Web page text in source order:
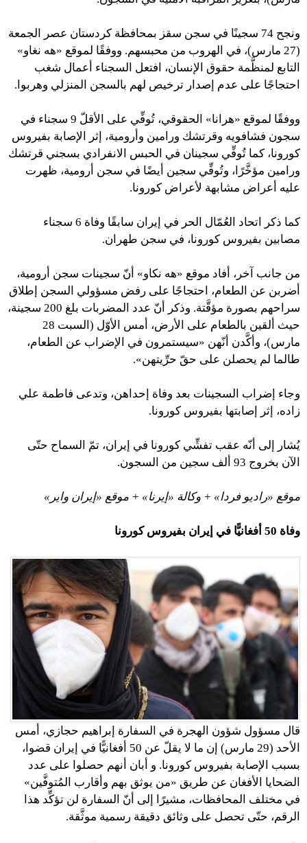
ونجح 74 سجينًا في سجن سقز بمحافظة كردستان عصر الجمعة
(27 مارس)، في الهروب من محبسهم. ووفقًا لموقع «هه نغاو»
التابع لمنظَّمة حقوق الإنسان، افتعل السجناء أعمال شغب
احتجاجًا على عدم إصدار ترخيص لهم بالسجن المنزلي وهربوا.
ووفقًا لموقع «هرانا» الحقوقي، تُوفِّي على الأقلّ 9 سجناء في
سجون فشافويه وقرتشك ورامين وأرومية، إثر الإصابة بفيروس
كورونا، كما تُوفِّي سجينان في الحبس الانفرادي بسجني قرتشك
ورامين مؤخَّرًا، وتُوفِّي سجين أيضًا في سجن أرومية، ظهرت
عليه أعراض مشابهة لأعراض كورونا.
كما ذكر اتحاد العُمّال الحر في إيران سابقًا وفاة 6 سجناء
مصابين بفيروس كورونا، في سجن طهران.
من جانب آخر، أفاد موقع «هه نكاو» أنّ سجينات سجن أرومية،
أضربن عن الطعام، احتجاجًا على رفض مسؤولي السجن إطلاق
سراحهم بصورة مؤقَّتة. وذكر أنّ عدد المضربات بلغ 200 سجينة،
حيث ألقين بالطعام على الأرض، أمس الأوّل (السبت 28
مارس)، وأكَّدن أنّهن «سيستمرون في الإضراب عن الطعام،
طالما لم يحصلن على حقّ حرِّيتهن».
وجاء إضراب السجينات بعد وفاة إحداهن، وتدعى فاطمة علي
زاده، إثر إصابتها بفيروس كورونا.
يُشار إلى أنّه عقب تفشِّي كورونا في إيران، تمّ السماح حتّى
الآن بخروج 93 ألف سجين من السجون.
موقع «راديو فردا» + وكالة «إيرنا» + موقع «إيران واير»
وفاة 50 أفغانيًّا في إيران بفيروس كورونا
قال مسؤول شؤون الهجرة في السفارة إبراهيم حجازي، أمس
الأحد (29 مارس) إن ما لا يقلّ عن 50 أفغانيًّا في إيران قضوا،
بسبب الإصابة بفيروس كورونا. و أبان أنهم حصلوا على عدد
الضحايا الأفغان عن طريق «من يوثق بهم وأقارب المُتوفَّين»
في مختلف المحافظات، مشيرًا إلى أنّ السفارة لن تؤكِّد هذا
الرقم، حتّى تحصل على وثائق دقيقة رسمية موثَّقة.